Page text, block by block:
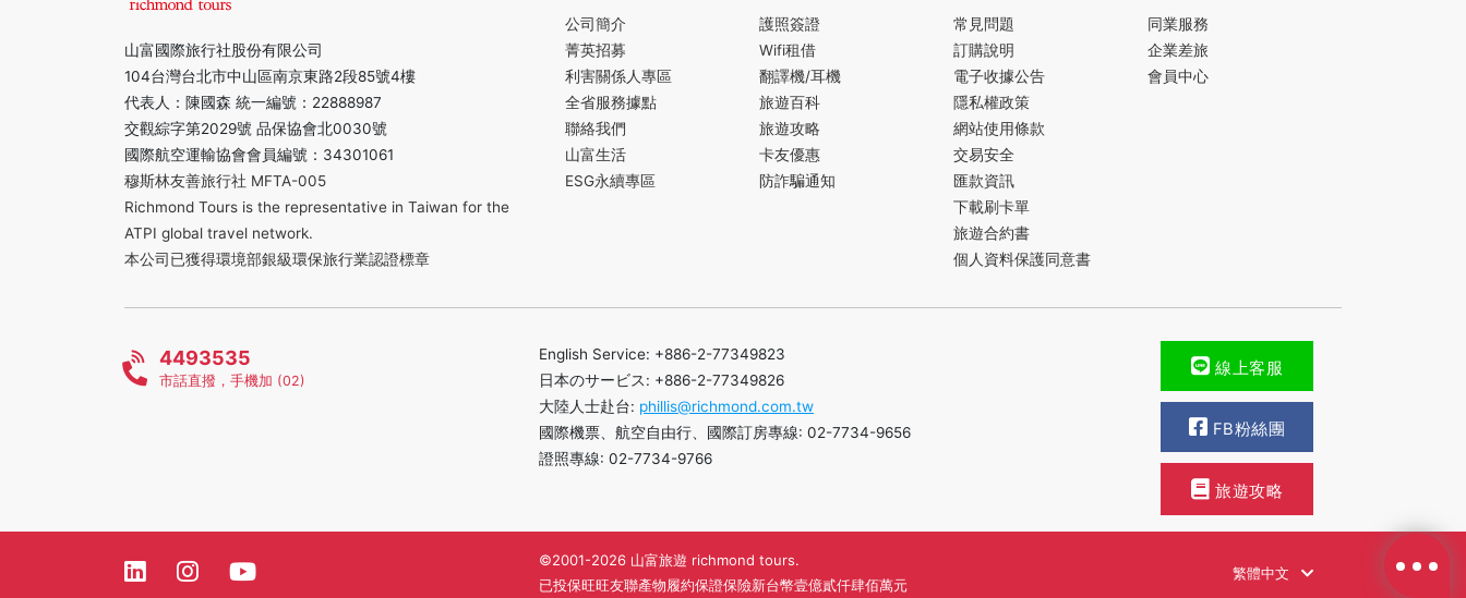
山富國際旅行社股份有限公司
104台灣台北市中山區南京東路2段85號4樓
代表人：陳國森 統一編號：22888987
交觀綜字第2029號 品保協會北0030號
國際航空運輸協會會員編號：34301061
穆斯林友善旅行社 MFTA-005
Richmond Tours is the representative in Taiwan for the
ATPI global travel network.
本公司已獲得環境部銀級環保旅行業認證標章
公司簡介
菁英招募
利害關係人專區
全省服務據點
聯絡我們
山富生活
ESG永續專區
護照簽證
Wifi租借
翻譯機/耳機
旅遊百科
旅遊攻略
卡友優惠
防詐騙通知
常見問題
訂購說明
電子收據公告
隱私權政策
網站使用條款
交易安全
匯款資訊
下載刷卡單
旅遊合約書
個人資料保護同意書
同業服務
企業差旅
會員中心
4493535
市話直撥，手機加 (02)
English Service: +886-2-77349823
日本のサービス: +886-2-77349826
大陸人士赴台: phillis@richmond.com.tw
國際機票、航空自由行、國際訂房專線: 02-7734-9656
證照專線: 02-7734-9766
線上客服
FB粉絲團
旅遊攻略
©2001-2026 山富旅遊 richmond tours.
已投保旺旺友聯產物履約保證保險新台幣壹億貳仟肆佰萬元
繁體中文